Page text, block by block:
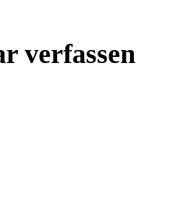
verfassen